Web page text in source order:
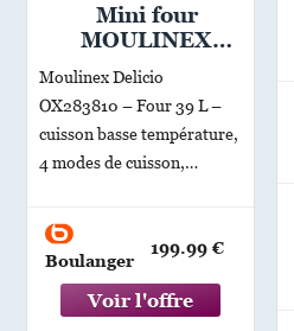
Mini four
MOULINEX
DELICIO
OX283810 39L
Moulinex Delicio
OX283810 – Four 39 L –
cuisson basse température,
4 modes de cuisson,
anti-adhésif et haute
résistance, timer 3 heures,
nettoyage facile
Boulanger
199.99 €